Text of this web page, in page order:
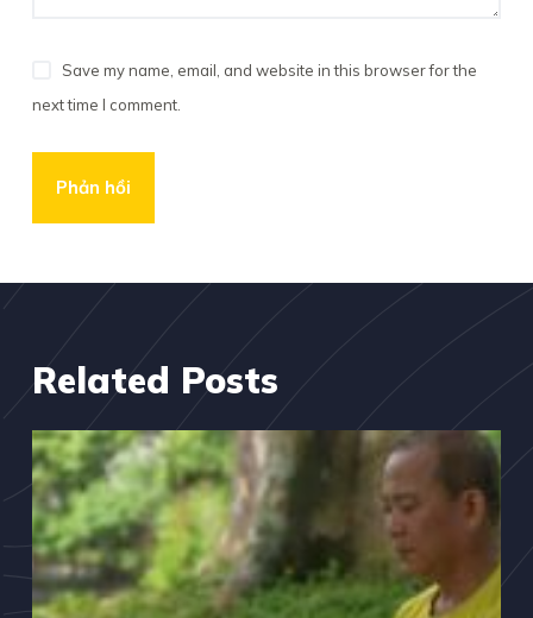
Save my name, email, and website in this browser for the
next time I comment.
Phản hồi
Related Posts